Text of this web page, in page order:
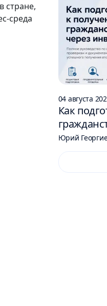
стране,
среда
04 августа
Как
году: 6
Юрий